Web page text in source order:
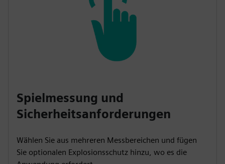
Spielmessung und
Sicherheitsanforderungen
Wählen Sie aus mehreren Messbereichen und fügen
Sie optionalen Explosionsschutz hinzu, wo es die